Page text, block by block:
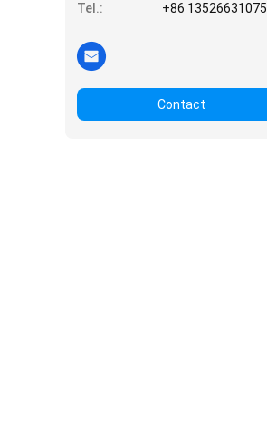
Tel.:
+86 13526631075
Contact